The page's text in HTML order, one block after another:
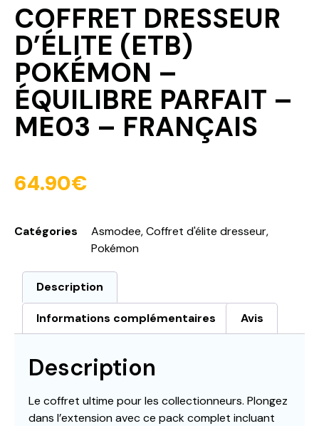
COFFRET DRESSEUR
D’ÉLITE (ETB)
POKÉMON –
ÉQUILIBRE PARFAIT –
ME03 – FRANÇAIS
64.90€
Catégories Asmodee,Coffret d'élite dresseur,
Pokémon
Description
Informations complémentaires Avis
Description
Le coffret ultime pour les collectionneurs. Plongez
dans l’extension avec ce pack complet incluant